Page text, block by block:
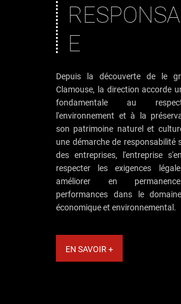
E
Depuis la découverte de le
Clamouse, la direction accorde
fondamentale au
l'environnement et à la
son patrimoine naturel et
une démarche de responsabilité
des entreprises, l'entreprise
respecter les exigences
améliorer en
performances dans le
économique et environnemental.
EN SAVOIR +